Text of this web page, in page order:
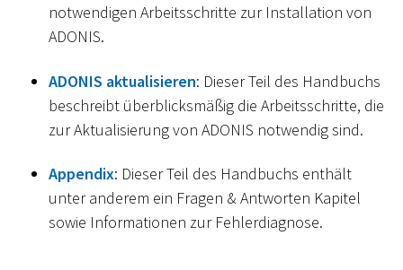
notwendigen Arbeitsschritte zur Installation von
ADONIS.
ADONIS aktualisieren: Dieser Teil des Handbuchs
beschreibt überblicksmäßig die Arbeitsschritte, die
zur Aktualisierung von ADONIS notwendig sind.
Appendix: Dieser Teil des Handbuchs enthält
unter anderem ein Fragen & Antworten Kapitel
sowie Informationen zur Fehlerdiagnose.